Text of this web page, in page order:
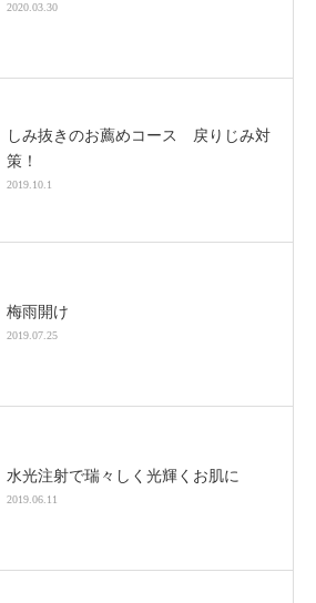
2020.03.30
しみ抜きのお薦めコース 戻りじみ対
策！
2019.10.1
梅雨開け
2019.07.25
水光注射で瑞々しく光輝くお肌に
2019.06.11